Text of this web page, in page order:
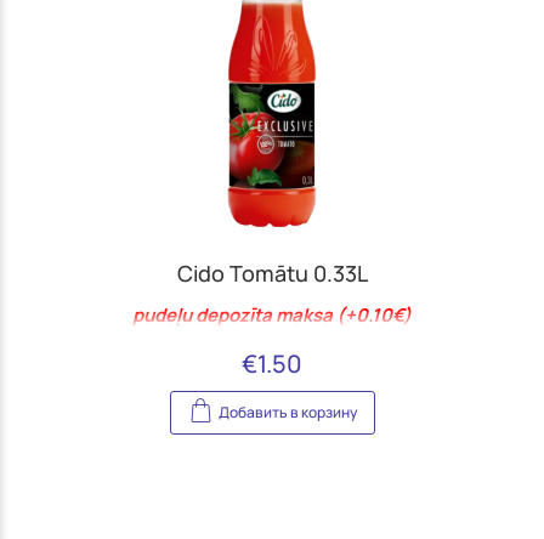
Cido Tomātu 0.33L
pudeļu depozīta maksa (+0.10€)
€1.50
Добавить в корзину